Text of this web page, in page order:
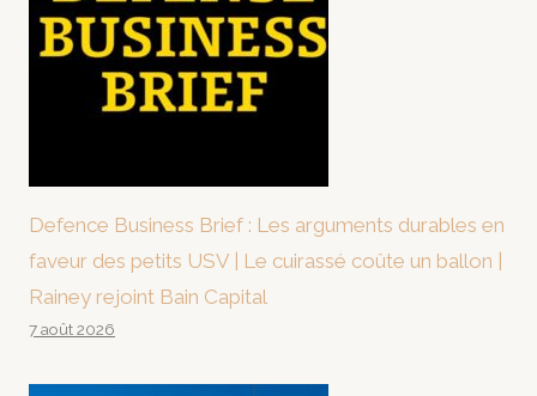
Defence Business Brief : Les arguments durables en
faveur des petits USV | Le cuirassé coûte un ballon |
Rainey rejoint Bain Capital
7 août 2026